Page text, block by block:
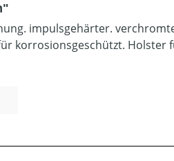
impulsgehärter.
korrosionsgeschützt. Holster